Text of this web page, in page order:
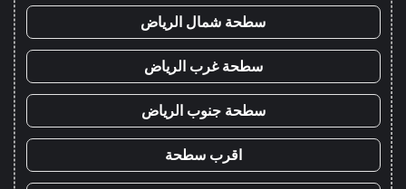
سطحة شمال الرياض
سطحة غرب الرياض
سطحة جنوب الرياض
اقرب سطحة